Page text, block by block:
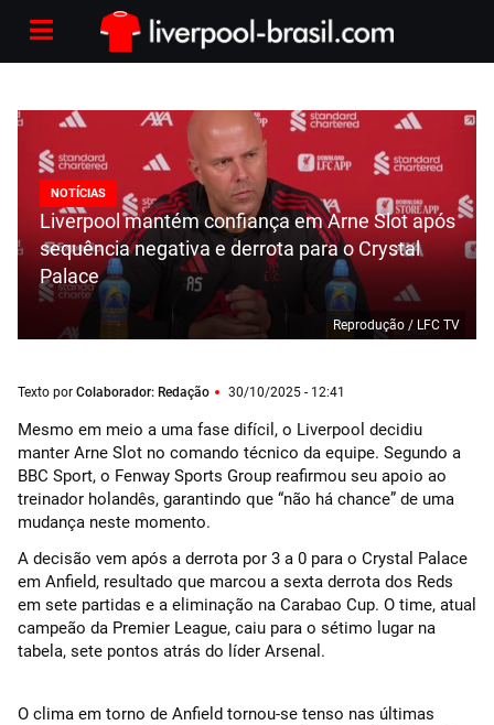
Reprodução / LFC TV
NOTÍCIAS
Liverpool mantém confiança em Arne Slot após
sequência negativa e derrota para o Crystal
Palace
Texto por Colaborador: Redação 30/10/2025 - 12:41
Mesmo em meio a uma fase difícil, o Liverpool decidiu
manter Arne Slot no comando técnico da equipe. Segundo a
BBC Sport, o Fenway Sports Group reafirmou seu apoio ao
treinador holandês, garantindo que “não há chance” de uma
mudança neste momento.
A decisão vem após a derrota por 3 a 0 para o Crystal Palace
em Anfield, resultado que marcou a sexta derrota dos Reds
em sete partidas e a eliminação na Carabao Cup. O time, atual
campeão da Premier League, caiu para o sétimo lugar na
tabela, sete pontos atrás do líder Arsenal.
O clima em torno de Anfield tornou-se tenso nas últimas